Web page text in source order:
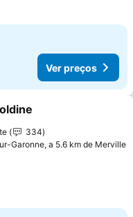
Ver preços
aos favoritos
334
Garonne, a 5.6 km de Merville